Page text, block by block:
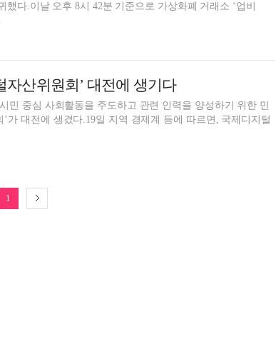
했다.이날 오후 8시 42분 기준으로 가상화폐 거래소 ‘업비
자산위원회’ 대전에 생기다
민 중심 사회활동을 주도하고 관련 인력을 양성하기 위한 민
가 대전에 생겼다.19일 지역 경제계 등에 따르면, 국제디지털
1